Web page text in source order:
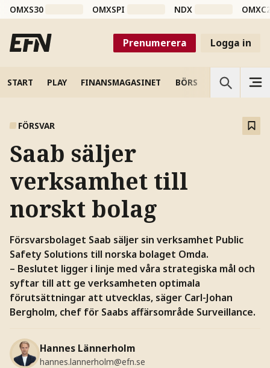
OMXS30 OMXSPI NDX
Prenumerera Logga in
START PLAY FINANSMAGASINET BÖRS VETENSKAP
FÖRSVAR
Saab säljer
verksamhet till
norskt bolag
Försvarsbolaget Saab säljer sin verksamhet Public
Safety Solutions till norska bolaget Omda.
– Beslutet ligger i linje med våra strategiska mål och
syftar till att ge verksamheten optimala
förutsättningar att utvecklas, säger Carl-Johan
Bergholm, chef för Saabs affärsområde Surveillance.
Hannes Lännerholm
hannes.lannerholm@efn.se